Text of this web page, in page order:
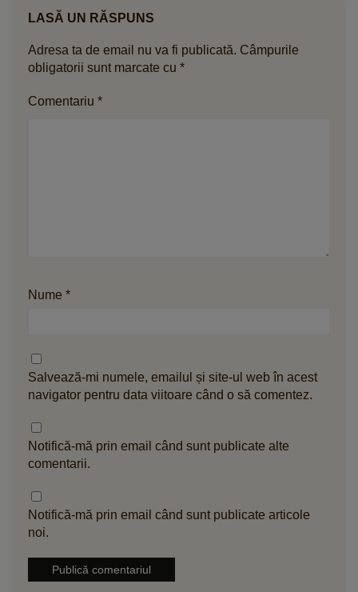
LASĂ UN RĂSPUNS
Adresa ta de email nu va fi publicată. Câmpurile
obligatorii sunt marcate cu *
Comentariu *
Nume *
Salvează-mi numele, emailul și site-ul web în acest
navigator pentru data viitoare când o să comentez.
Notifică-mă prin email când sunt publicate alte
comentarii.
Notifică-mă prin email când sunt publicate articole
noi.